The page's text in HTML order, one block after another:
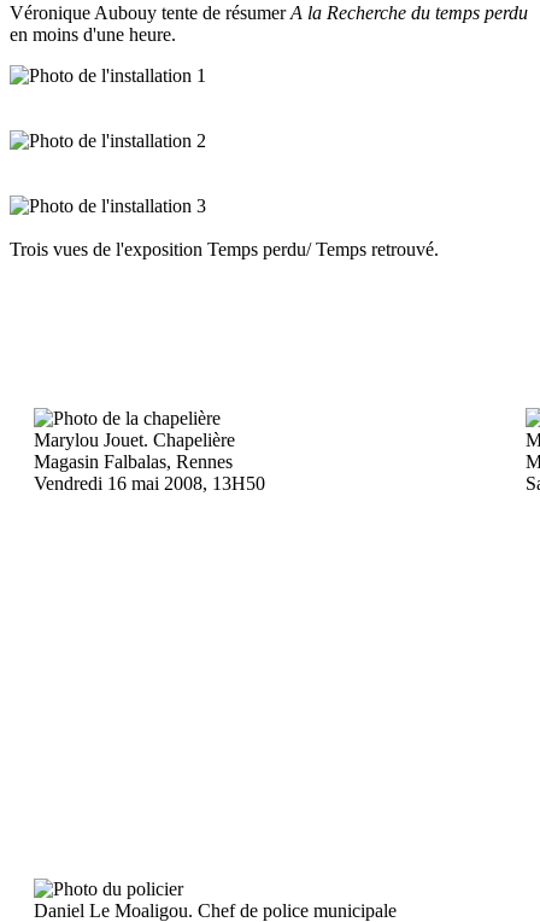
Véronique Aubouy tente de résumerA la Recherche du temps perdu
en moins d'une heure.
Trois vues de l'exposition Temps perdu/ Temps retrouvé.
Marylou Jouet. Chapelière
Magasin Falbalas, Rennes
Vendredi 16 mai 2008, 13H50
Daniel Le Moaligou. Chef de police municipale